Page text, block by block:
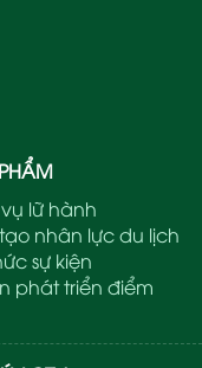
lữ hành
nhân lực du lịch
sự kiện
phát triển điểm